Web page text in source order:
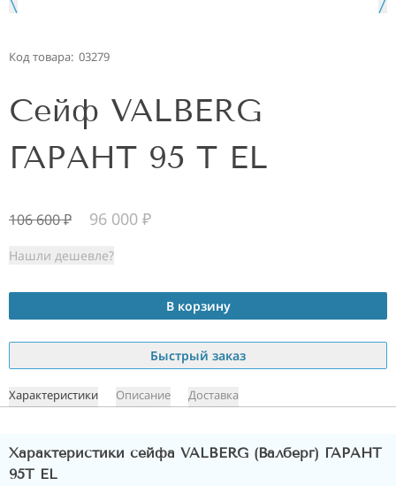
Код товара: 03279
Сейф VALBERG
ГАРАНТ 95 T EL
106 600₽ 96 000 ₽
Нашли дешевле?
В корзину
Быстрый заказ
Характеристики Описание Доставка
Характеристики сейфа VALBERG (Валберг) ГАРАНТ
95Т EL